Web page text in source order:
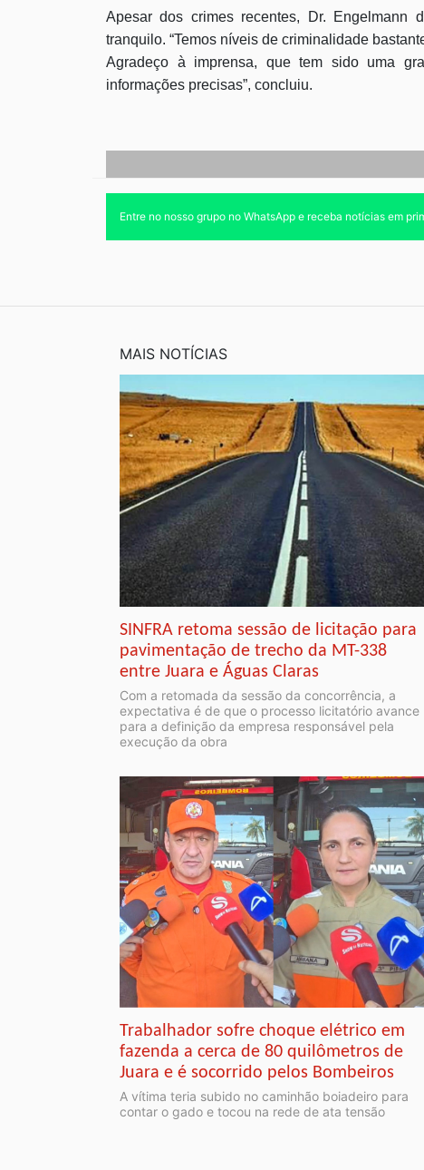
Apesar dos crimes recentes, Dr. Engelmann
tranquilo. “Temos níveis de criminalidade
Agradeço à imprensa, que tem sido uma
informações precisas”, concluiu.
Entre no nosso grupo no WhatsApp e receba notícias em
MAIS NOTÍCIAS
SINFRA retoma sessão de licitação para
pavimentação de trecho da MT-338
entre Juara e Águas Claras
Com a retomada da sessão da concorrência, a
expectativa é de que o processo licitatório avance
para a definição da empresa responsável pela
execução da obra
Trabalhador sofre choque elétrico em
fazenda a cerca de 80 quilômetros de
Juara e é socorrido pelos Bombeiros
A vítima teria subido no caminhão boiadeiro para
contar o gado e tocou na rede de ata tensão